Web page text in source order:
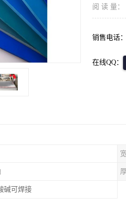
阅 读 量：
销售电话：
在线QQ：
碱可焊接